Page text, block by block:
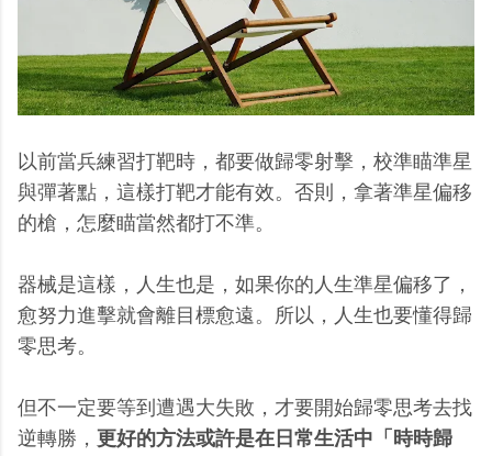
以前當兵練習打靶時，都要做歸零射擊，校準瞄準星
與彈著點，這樣打靶才能有效。否則，拿著準星偏移
的槍，怎麼瞄當然都打不準。
器械是這樣，人生也是，如果你的人生準星偏移了，
愈努力進擊就會離目標愈遠。所以，人生也要懂得歸
零思考。
但不一定要等到遭遇大失敗，才要開始歸零思考去找
逆轉勝， 更好的方法或許是在日常生活中「時時歸